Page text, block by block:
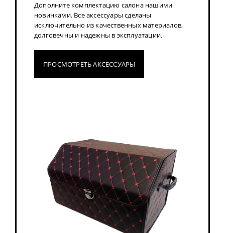
Дополните комплектацию салона нашими
новинками. Все аксессуары сделаны
исключительно из качественных материалов,
долговечны и надежны в эксплуатации.
ПРОСМОТРЕТЬ АКСЕССУАРЫ